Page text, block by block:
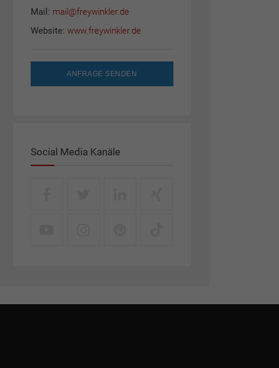
Mail: mail@freywinkler.de
Website: www.freywinkler.de
ANFRAGE SENDEN
Social Media Kanäle